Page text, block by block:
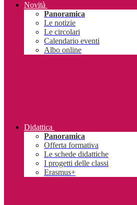
Novità
Panoramica
Le notizie
Le circolari
Calendario eventi
Albo online
Didattica
Panoramica
Offerta formativa
Le schede didattiche
I progetti delle classi
Erasmus+